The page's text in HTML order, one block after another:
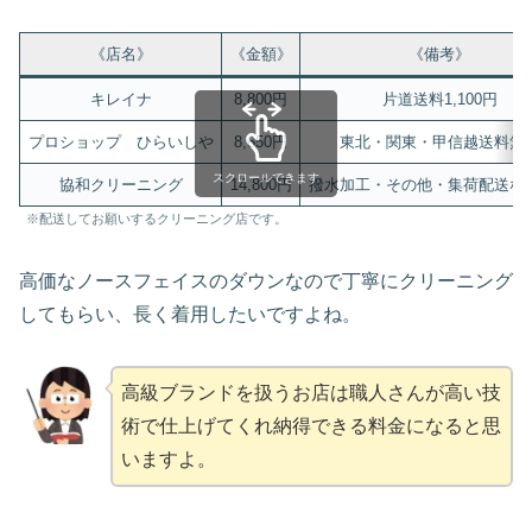
《店名》 《金額》 《備考》
キレイナ 8,800円 片道送料1,100円
プロショップ ひらいしや 8,650円 東北・関東・甲信越送料無
協和クリーニング 14,800円 撥水加工・その他・集荷配送な
スクロールできます
※配送してお願いするクリーニング店です。
高価なノースフェイスのダウンなので丁寧にクリーニング
してもらい、長く着用したいですよね。
高級ブランドを扱うお店は職人さんが高い技
術で仕上げてくれ納得できる料金になると思
いますよ。